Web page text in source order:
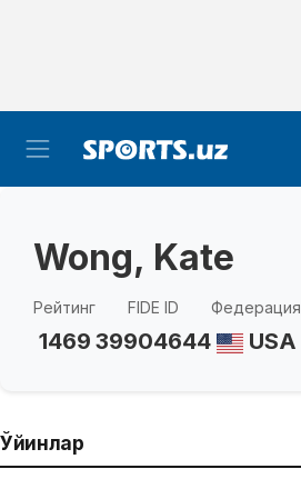
Wong, Kate
Рейтинг
1469
FIDE ID
39904644
Федерация
USA
Ўйинлар